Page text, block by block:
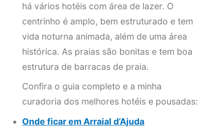
há vários hotéis com área de lazer. O
centrinho é amplo, bem estruturado e tem
vida noturna animada, além de uma área
histórica. As praias são bonitas e tem boa
estrutura de barracas de praia.
Confira o guia completo e a minha
curadoria dos melhores hotéis e pousadas:
Onde ficar em Arraial d’Ajuda